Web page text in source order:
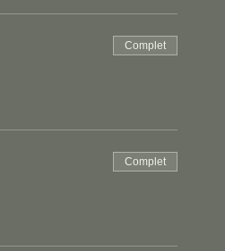
Complet
Complet